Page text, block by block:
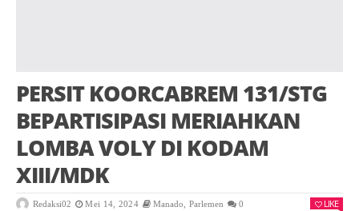
PERSIT KOORCABREM 131/STG
BEPARTISIPASI MERIAHKAN
LOMBA VOLY DI KODAM
XIII/MDK
Redaksi02 Mei 14, 2024 Manado Parlemen 0 LIKE